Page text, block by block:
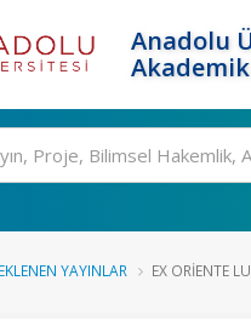
Anadolu
YAYINLAR EX ORIENTE